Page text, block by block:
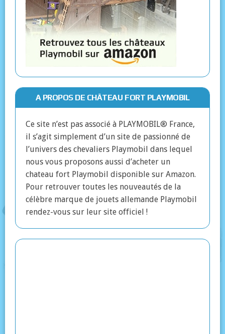
A PROPOS DE CHÂTEAU FORT PLAYMOBIL
Ce site n’est pas associé à PLAYMOBIL® France,
il s’agit simplement d’un site de passionné de
l’univers des chevaliers Playmobil dans lequel
nous vous proposons aussi d’acheter un
chateau fort Playmobil disponible sur Amazon.
Pour retrouver toutes les nouveautés de la
célèbre marque de jouets allemande Playmobil
rendez-vous sur leur site officiel !